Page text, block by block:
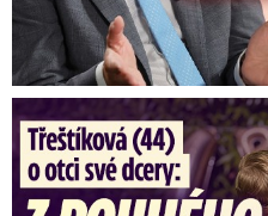
Třeštíková (44) o otci dcery: Z